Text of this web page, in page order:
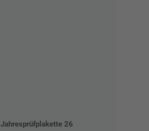
Jahresprüfplakette 26